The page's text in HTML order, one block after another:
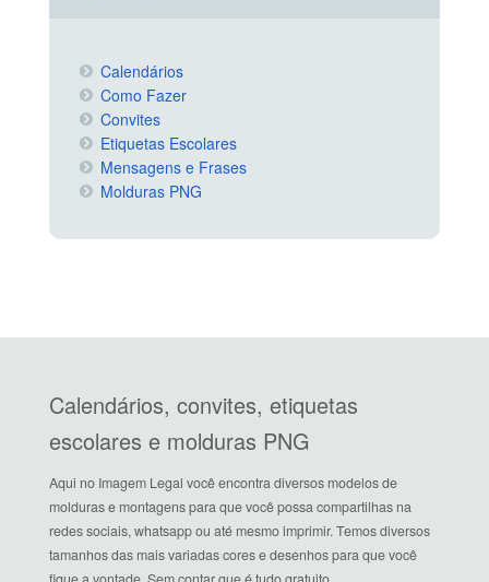
Calendários
Como Fazer
Convites
Etiquetas Escolares
Mensagens e Frases
Molduras PNG
Calendários, convites, etiquetas
escolares e molduras PNG
Aqui no Imagem Legal você encontra diversos modelos de
molduras e montagens para que você possa compartilhas na
redes sociais, whatsapp ou até mesmo imprimir. Temos diversos
tamanhos das mais variadas cores e desenhos para que você